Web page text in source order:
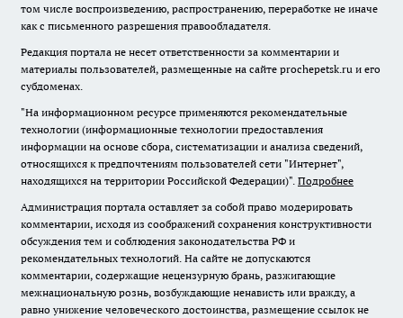
том числе воспроизведению, распространению, переработке не иначе
как с письменного разрешения правообладателя.
Редакция портала не несет ответственности за комментарии и
материалы пользователей, размещенные на сайте prochepetsk.ru и его
субдоменах.
"На информационном ресурсе применяются рекомендательные
технологии (информационные технологии предоставления
информации на основе сбора, систематизации и анализа сведений,
относящихся к предпочтениям пользователей сети "Интернет",
находящихся на территории Российской Федерации)". Подробнее
Администрация портала оставляет за собой право модерировать
комментарии, исходя из соображений сохранения конструктивности
обсуждения тем и соблюдения законодательства РФ и
рекомендательных технологий. На сайте не допускаются
комментарии, содержащие нецензурную брань, разжигающие
межнациональную рознь, возбуждающие ненависть или вражду, а
равно унижение человеческого достоинства, размещение ссылок не